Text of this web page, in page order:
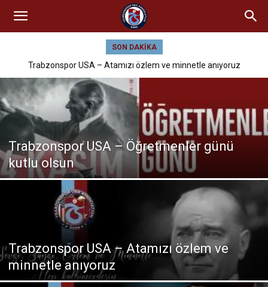
SON DAKIKA
Trabzonspor USA – Atamızı özlem ve minnetle anıyoruz
Trabzonspor USA – Öğretmenler günü
kutlu olsun
Trabzonspor USA – Atamızı özlem ve
minnetle anıyoruz